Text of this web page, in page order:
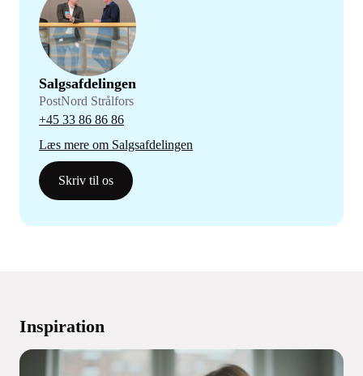
Salgsafdelingen
PostNord Strålfors
+45 33 86 86 86
Læs mere om Salgsafdelingen
Skriv til os
Inspiration